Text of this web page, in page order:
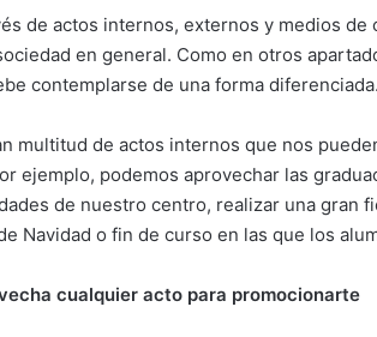
de actos internos, externos y medios
en general. Como en otros
contemplarse de una forma diferenciada.
multitud de actos internos que nos
ejemplo, podemos aprovechar las
de nuestro centro, realizar una gran
Navidad o fin de curso en las que los
cualquier acto para promocionarte